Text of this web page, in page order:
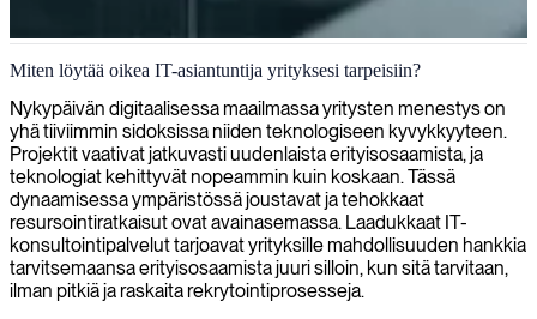
IT-konsultointia Lontoossa
Tarjoamme IT-konsultteja Lontoossa, jotka toimittavat strategisia
ratkaisuja liiketoimintahaasteisiisi ja teknologisiin muutoksiin.
Miten löytää oikea IT-asiantuntija yrityksesi tarpeisiin?
Nykypäivän digitaalisessa maailmassa yritysten menestys on
yhä tiiviimmin sidoksissa niiden teknologiseen kyvykkyyteen.
Projektit vaativat jatkuvasti uudenlaista erityisosaamista, ja
teknologiat kehittyvät nopeammin kuin koskaan. Tässä
dynaamisessa ympäristössä joustavat ja tehokkaat
resursointiratkaisut ovat avainasemassa. Laadukkaat IT-
konsultointipalvelut tarjoavat yrityksille mahdollisuuden hankkia
tarvitsemaansa erityisosaamista juuri silloin, kun sitä tarvitaan,
ilman pitkiä ja raskaita rekrytointiprosesseja.